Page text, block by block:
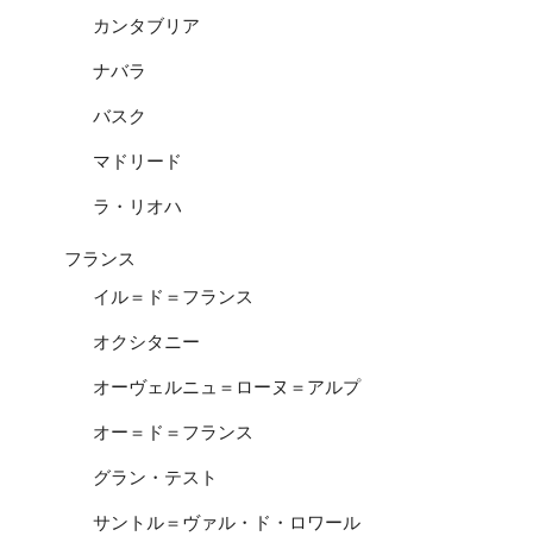
カンタブリア
ナバラ
バスク
マドリード
ラ・リオハ
フランス
イル＝ド＝フランス
オクシタニー
オーヴェルニュ＝ローヌ＝アルプ
オー＝ド＝フランス
グラン・テスト
サントル＝ヴァル・ド・ロワール